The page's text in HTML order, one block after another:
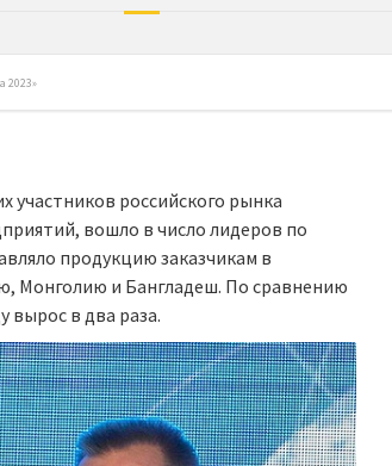
2023»
участников российского рынка
вошло в число лидеров по
продукцию заказчикам в
Монголию и Бангладеш. По сравнению
вырос в два раза.